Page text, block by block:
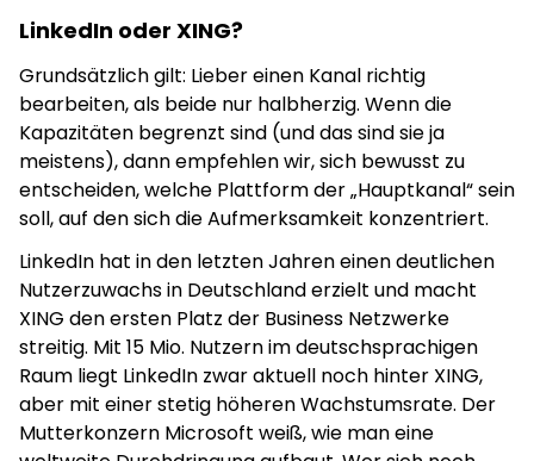
LinkedIn oder XING?
Grundsätzlich gilt: Lieber einen Kanal richtig
bearbeiten, als beide nur halbherzig. Wenn die
Kapazitäten begrenzt sind (und das sind sie ja
meistens), dann empfehlen wir, sich bewusst zu
entscheiden, welche Plattform der „Hauptkanal“ sein
soll, auf den sich die Aufmerksamkeit konzentriert.
LinkedIn hat in den letzten Jahren einen deutlichen
Nutzerzuwachs in Deutschland erzielt und macht
XING den ersten Platz der Business Netzwerke
streitig. Mit 15 Mio. Nutzern im deutschsprachigen
Raum liegt LinkedIn zwar aktuell noch hinter XING,
aber mit einer stetig höheren Wachstumsrate. Der
Mutterkonzern Microsoft weiß, wie man eine